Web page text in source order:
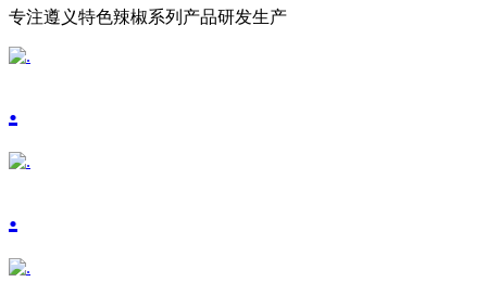
专注遵义特色辣椒系列产品研发生产
.
.